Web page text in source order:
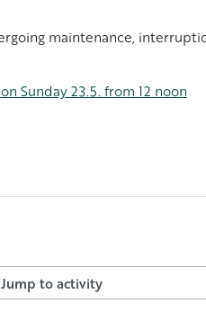
maintenance,
Sunday 23.5. from 12 noon
to activity